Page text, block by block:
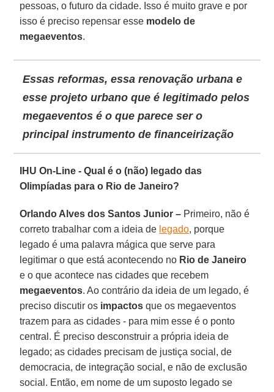
pessoas, o futuro da cidade. Isso é muito grave e por
isso é preciso repensar esse modelo de
megaeventos.
Essas reformas, essa renovação urbana e
esse projeto urbano que é legitimado pelos
megaeventos é o que parece ser o
principal instrumento de financeirização
IHU On-Line - Qual é o (não) legado das
Olimpíadas para o Rio de Janeiro?
Orlando Alves dos Santos Junior – Primeiro, não é
correto trabalhar com a ideia de legado, porque
legado é uma palavra mágica que serve para
legitimar o que está acontecendo no Rio de Janeiro
e o que acontece nas cidades que recebem
megaeventos. Ao contrário da ideia de um legado, é
preciso discutir os impactos que os megaeventos
trazem para as cidades - para mim esse é o ponto
central. É preciso desconstruir a própria ideia de
legado; as cidades precisam de justiça social, de
democracia, de integração social, e não de exclusão
social. Então, em nome de um suposto legado se